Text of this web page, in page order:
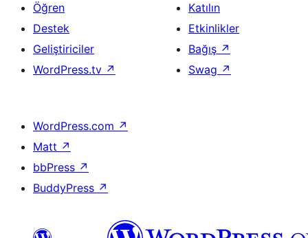
Öğren
Destek
Geliştiriciler
WordPress.tv ↗
Katılın
Etkinlikler
Bağış ↗
Swag ↗
WordPress.com ↗
Matt ↗
bbPress ↗
BuddyPress ↗